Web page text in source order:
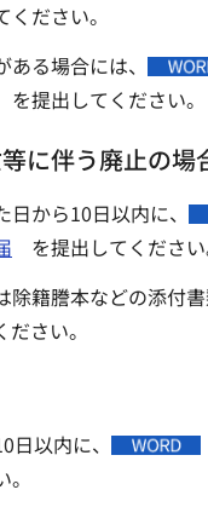
ださい。
る場合には、
を提出してください。
に伴う廃止の場
から10日以内に、
を提出してください
除籍謄本などの添付
さい。
日以内に、